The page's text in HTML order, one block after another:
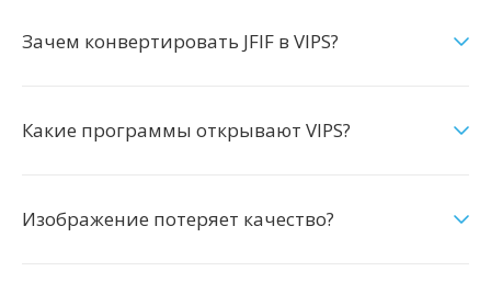
Зачем конвертировать JFIF в VIPS?
Какие программы открывают VIPS?
Изображение потеряет качество?